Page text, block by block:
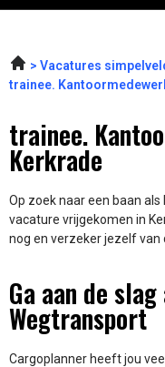
Vacatures
trainee.
trainee.
Kerkrade
Op zoek naar een baan
vacature vrijgekomen in
nog en verzeker jezelf van
Ga aan de
Wegtransport
Cargoplanner heeft jou